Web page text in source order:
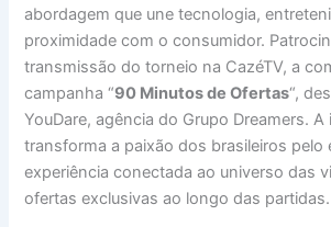
abordagem que une tecnologia,
proximidade com o consumidor.
transmissão do torneio na CazéTV, a
campanha “90 Minutos de Ofertas“,
YouDare, agência do Grupo Dreamers. A
transforma a paixão dos brasileiros pelo
experiência conectada ao universo das
ofertas exclusivas ao longo das partidas.